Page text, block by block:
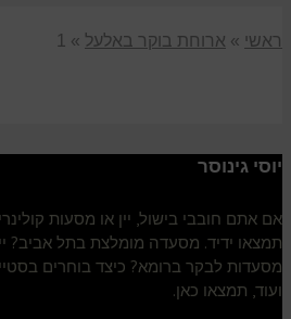
ראשי » ארוחת בוקר באלעל »
1
יוסי גינוסר
אם אתם חובבי בישול, יין או מסעות
תמצאו ידיד. מסעדה מומלצת בתל אביב? יין
מסעדות לבקר ברומא? כיצד בוחרים
ועוד, תמצאו כאן.